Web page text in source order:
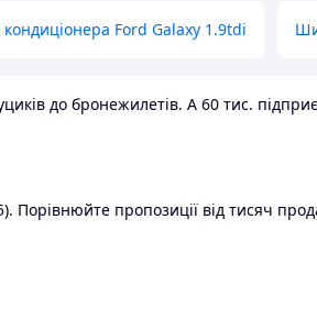
кондиціонера Ford Galaxy 1.9tdi
до бронежилетів. А 60 тис.
пропозиції від тисяч